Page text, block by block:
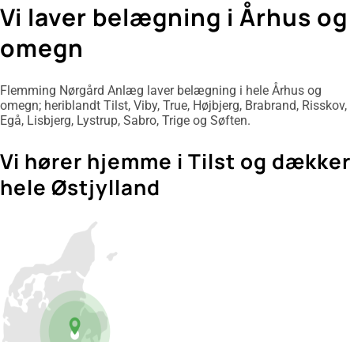
Vi laver belægning i Århus og
omegn
Flemming Nørgård Anlæg laver belægning i hele Århus og
omegn; heriblandt Tilst, Viby, True, Højbjerg, Brabrand, Risskov,
Egå, Lisbjerg, Lystrup, Sabro, Trige og Søften.
Vi hører hjemme i Tilst og dækker
hele Østjylland